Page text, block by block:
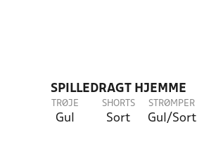
SPILLEDRAGT HJEMME
TRØJE
Gul
SHORTS
Sort
STRØMPER
Gul/Sort